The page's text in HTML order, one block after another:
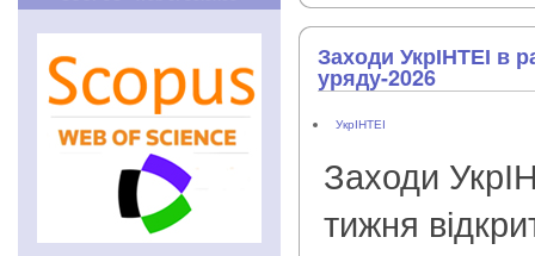
Заходи УкрІНТЕІ в
уряду-2026
УкрІНТЕІ
Заходи
тижня